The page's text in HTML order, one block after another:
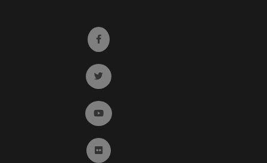
Ir a facebook (abre en ventana nueva)
Ir a twitter (abre en ventana nueva)
Ir a YouTube (abre en ventana nueva)
Ir a Flickr (abre en ventana nueva)